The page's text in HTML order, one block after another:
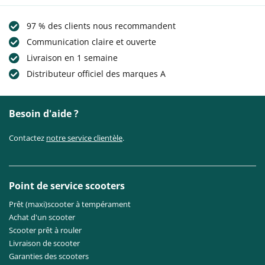
97 % des clients nous recommandent
Communication claire et ouverte
Livraison en 1 semaine
Distributeur officiel des marques A
Besoin d'aide ?
Contactez notre service clientèle.
Point de service scooters
Prêt (maxi)scooter à tempérament
Achat d'un scooter
Scooter prêt à rouler
Livraison de scooter
Garanties des scooters